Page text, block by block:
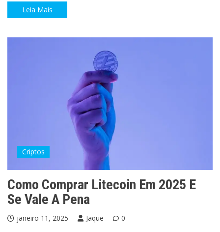
Leia Mais
Criptos
Como Comprar Litecoin Em 2025 E
Se Vale A Pena
janeiro 11, 2025 Jaque 0